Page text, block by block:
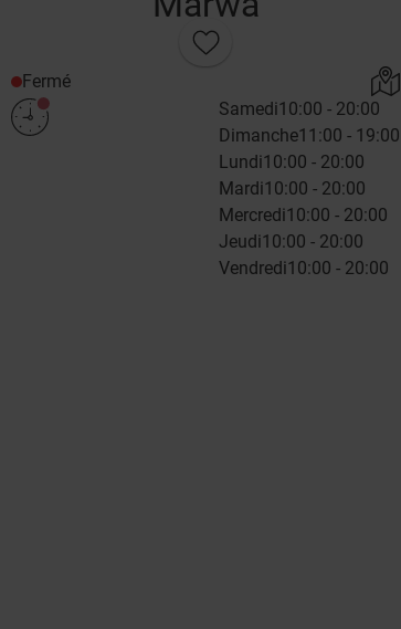
Fermé
Samedi10:00 - 20:00
Dimanche11:00 - 19:00
Lundi10:00 - 20:00
Mardi10:00 - 20:00
Mercredi10:00 - 20:00
Jeudi10:00 - 20:00
Vendredi10:00 - 20:00